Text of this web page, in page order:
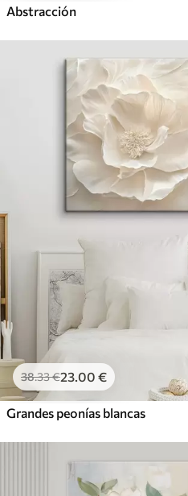
Abstracción
38.33€23.00 €
Grandes peonías blancas